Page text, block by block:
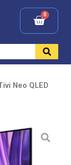
Neo QLED